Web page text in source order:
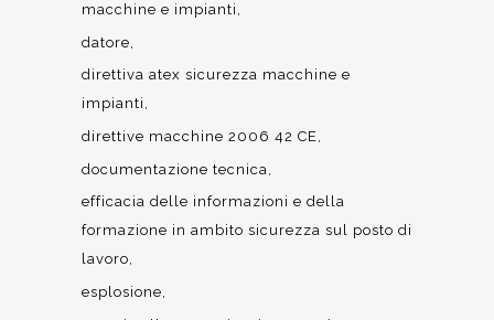
macchine e impianti
datore
direttiva atex sicurezza macchine e
impianti
direttive macchine 2006 42 CE
documentazione tecnica
efficacia delle informazioni e della
formazione in ambito sicurezza sul posto di
lavoro
esplosione